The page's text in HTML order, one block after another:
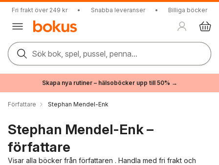
Fri frakt över 249 kr • Snabba leveranser • Billiga böcker
Sök bok, spel, pussel, penna...
Skapa nya rutiner – hälsoböcker upp till 50% →
Författare Stephan Mendel-Enk
Stephan Mendel-Enk –
författare
Visar alla böcker från författaren . Handla med fri frakt och